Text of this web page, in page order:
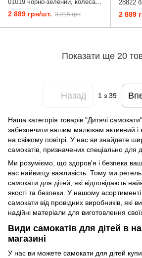
01019 чорно-зелений, колеса
надувні 12 дюймів, ручне
переднє гальмо
2 889 грн/шт. 3 215 грн
28822
2 889
Показати ще 20
Назад 1з 39
Наша категорія товарів "Дитячі
забезпечити вашим малюкам активний і
на свіжому повітрі. У нас ви знайдете
самокатів, призначених спеціально для
Ми розуміємо, що здоров'я і безпека
вас найвищу важливість. Тому ми
самокати для дітей, які відповідають
якості та безпеки. У нашому асортименті
самокати від провідних виробників, які
надійні матеріали для виготовлення
Види самокатів для дітей в
магазині
У нас ви можете самокати для дітей